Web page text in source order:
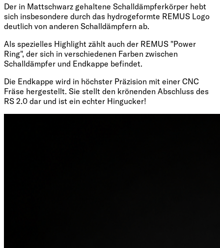
Der in Mattschwarz gehaltene Schalldämpferkörper hebt
sich insbesondere durch das hydrogeformte REMUS Logo
deutlich von anderen Schalldämpfern ab.
Als spezielles Highlight zählt auch der REMUS "Power
Ring", der sich in verschiedenen Farben zwischen
Schalldämpfer und Endkappe befindet.
Die Endkappe wird in höchster Präzision mit einer CNC
Fräse hergestellt. Sie stellt den krönenden Abschluss des
RS 2.0 dar und ist ein echter Hingucker!